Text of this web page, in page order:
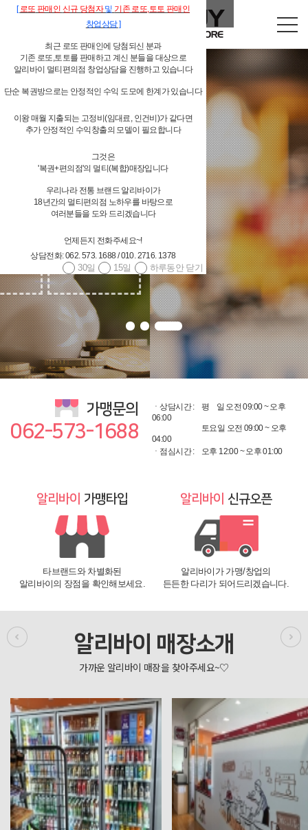
독립형 개인 편의점
가맹문의
062-573-1688
ㆍ상담시간 : 평
일 오전 09:00 ~ 오후
06:00
토요일 오전 09:00 ~ 오후
04:00
ㆍ점심시간 :
오후 12:00 ~ 오후 01:00
알리바이 가맹타입
타브랜드와 차별화된
알리바이의 장점을 확인해보세요.
알리바이 신규오픈
알리바이가 가맹/창업의
든든한 다리가 되어드리겠습니다.
알리바이 매장소개
[로또 판매인 신규 당첨자및 기존 로또,토토 판매인
창업상담]
최근 로또 판매인에 당첨되신 분과
기존 로또,토토를 판매하고 계신 분들을 대상으로
알리바이 멀티편의점 창업상담을 진행하고 있습니다
단순 복권방으로는 안정적인 수익 도모에 한계가 있습니다
이왕 매월 지출되는 고정비(임대료, 인건비)가 같다면
추가 안정적인 수익창출의 모델이 필요합니다
그것은
'복권+편의점'의 멀티(복합)매장입니다
우리나라 전통 브랜드 알리바이가
18년간의 멀티편의점 노하우를 바탕으로
여러분들을 도와 드리겠습니다
언제든지 전화주세요~!
상담전화: 062. 573. 1688 / 010. 2716. 1378
하루동안 닫기
15일
30일